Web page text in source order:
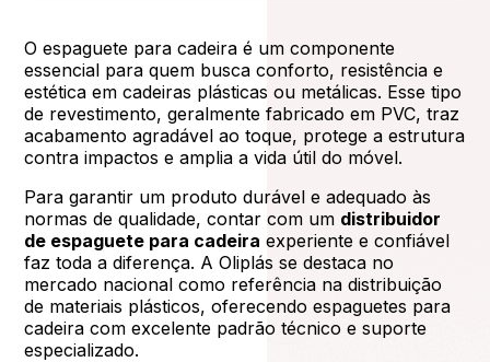
O espaguete para cadeira é um componente
essencial para quem busca conforto, resistência e
estética em cadeiras plásticas ou metálicas. Esse tipo
de revestimento, geralmente fabricado em PVC, traz
acabamento agradável ao toque, protege a estrutura
contra impactos e amplia a vida útil do móvel.
Para garantir um produto durável e adequado às
normas de qualidade, contar com um distribuidor
de espaguete para cadeira experiente e confiável
faz toda a diferença. A Oliplás se destaca no
mercado nacional como referência na distribuição
de materiais plásticos, oferecendo espaguetes para
cadeira com excelente padrão técnico e suporte
especializado.